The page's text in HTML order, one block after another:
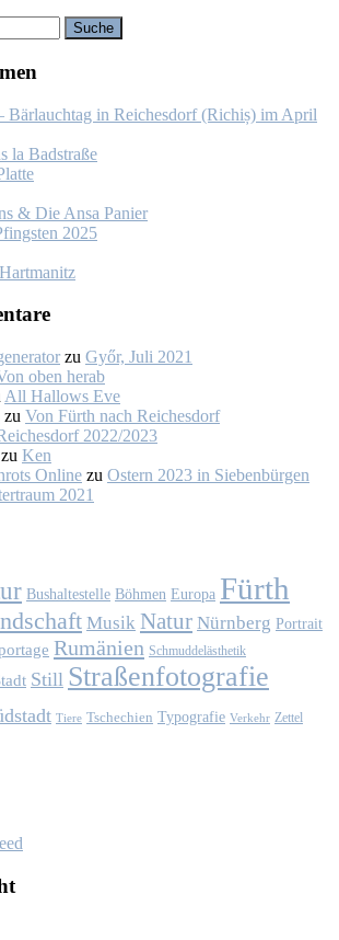
Bär­lauch­tag in Rei­ches­dorf (Ri­chiș) im April
la Bad­stra­ße
& Die An­sa Pa­nier
2025
zu Győr, Ju­li 2021
oben her­ab
All Hal­lows Eve
zu Von Fürth nach Rei­ches­dorf
2022/2023
zu Ken
Online zu Os­tern 2023 in Sie­ben­bür­gen
2021
Bushaltestelle Böhmen Europa Fürth
Musik Natur Nürnberg Portrait
Rumänien Schmuddelästhetik
Still Straßenfotografie
Tiere Tschechien Typografie Verkehr Zettel